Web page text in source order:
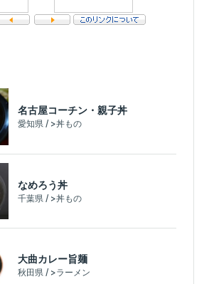
名古屋コーチン・親子丼
愛知県 / >丼もの
なめろう丼
千葉県 / >丼もの
大曲カレー旨麺
秋田県 / >ラーメン